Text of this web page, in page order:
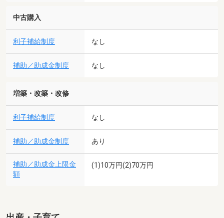
中古購入
利子補給制度 なし
補助／助成金制度 なし
増築・改築・改修
利子補給制度 なし
補助／助成金制度 あり
補助／助成金上限金
額
(1)10万円(2)70万円